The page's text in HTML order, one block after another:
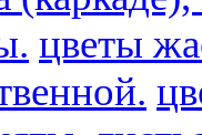
цветы